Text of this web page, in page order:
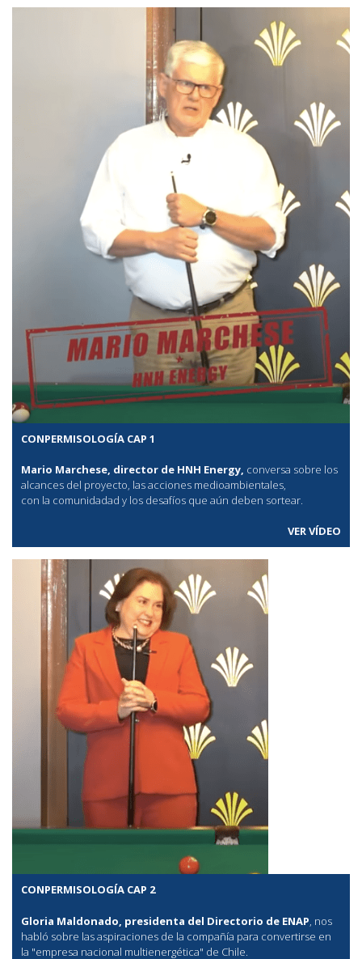
CONPERMISOLOGÍA CAP 1
Mario Marchese, director de HNH Energy, conversa sobre los
alcances del proyecto, las acciones medioambientales,
con la comunidadad y los desafíos que aún deben sortear.
VER VÍDEO
CONPERMISOLOGÍA CAP 2
Gloria Maldonado, presidenta del Directorio de ENAP, nos
habló sobre las aspiraciones de la compañía para convertirse en
la "empresa nacional multienergética" de Chile.